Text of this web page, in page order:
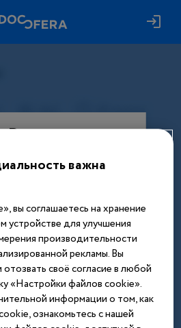
Вход
доступен только
Войдите или
чтобы получить
материалам сайта
или email
Далее
важна
вы соглашаетесь на хранение
устройстве для улучшения
производительности
рекламы. Вы
своё согласие в любой
«Настройки файлов cookie».
информации о том, как
ознакомьтесь с нашей